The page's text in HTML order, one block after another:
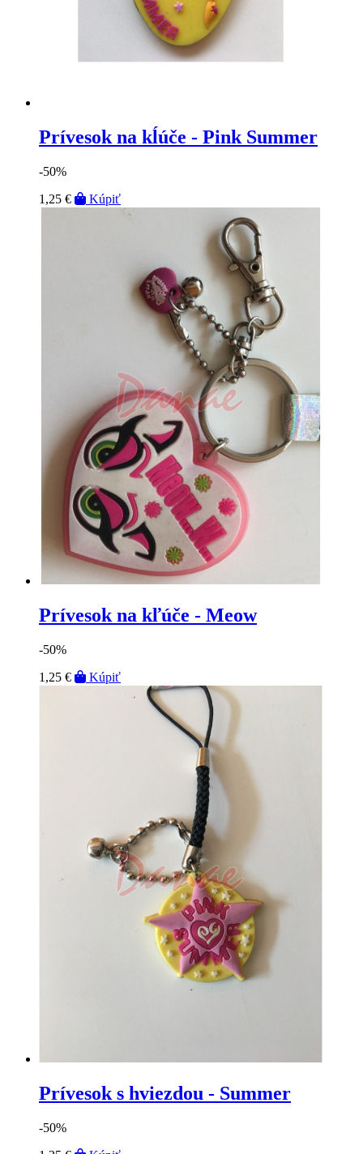
Prívesok na kĺúče - Pink Summer
-50%
1,25 €
Kúpiť
Prívesok na kľúče - Meow
-50%
1,25 €
Kúpiť
Prívesok s hviezdou - Summer
-50%